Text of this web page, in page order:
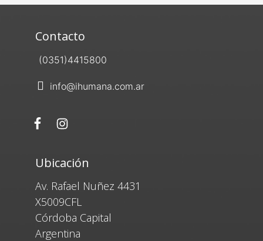
Contacto
(0351)4415800
info@ihumana.com.ar
Ubicación
Av. Rafael Nuñez 4431
X5009CFL
Córdoba Capital
Argentina